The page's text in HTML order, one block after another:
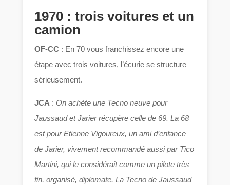
1970 : trois voitures et un
camion
OF-CC : En 70 vous franchissez encore une
étape avec trois voitures, l’écurie se structure
sérieusement.
JCA :On achète une Tecno neuve pour
Jaussaud et Jarier récupère celle de 69. La 68
est pour Etienne Vigoureux, un ami d’enfance
de Jarier, vivement recommandé aussi par Tico
Martini, qui le considérait comme un pilote très
fin, organisé, diplomate. La Tecno de Jaussaud